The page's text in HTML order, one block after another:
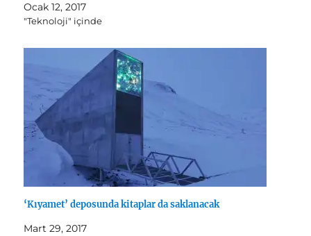
Ocak 12, 2017
"Teknoloji" içinde
‘Kıyamet’ deposunda kitaplar da saklanacak
Mart 29, 2017